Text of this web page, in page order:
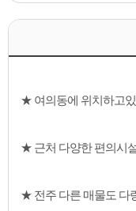
★ 여의동에 위치하고
★ 근처 다양한 편의시
★ 전주 다른 매물도 다